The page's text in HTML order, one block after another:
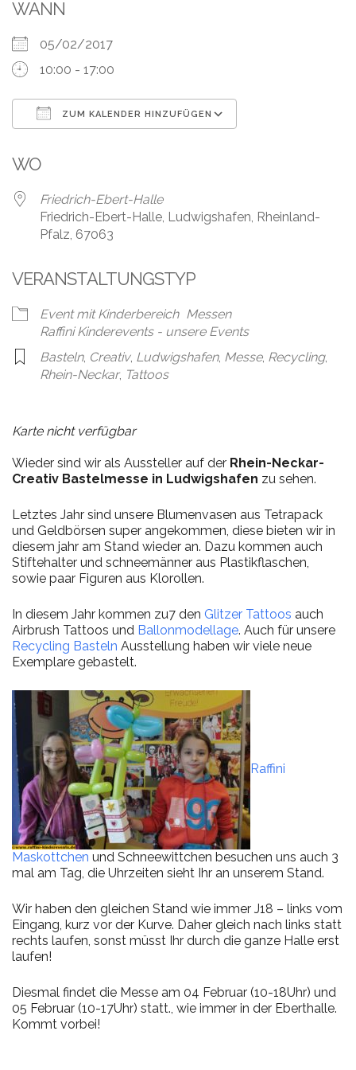
Über
Fotos,
Events
Referenzen
Blog
Jobs
Partner/Links
WANN
05/02/2017
10:00 - 17:00
ZUM KALENDER HINZUFÜGEN
WO
Friedrich-Ebert-Halle
Friedrich-Ebert-Halle, Ludwigshafen, Rheinland-
Pfalz, 67063
VERANSTALTUNGSTYP
Event mit Kinderbereich Messen
Raffini Kinderevents - unsere Events
Basteln, Creativ, Ludwigshafen, Messe, Recycling,
Rhein-Neckar, Tattoos
Karte nicht verfügbar
Wieder sind wir als Aussteller auf der Rhein-Neckar-
Creativ Bastelmesse in Ludwigshafen zu sehen.
Letztes Jahr sind unsere Blumenvasen aus Tetrapack
und Geldbörsen super angekommen, diese bieten wir in
diesem jahr am Stand wieder an. Dazu kommen auch
Stiftehalter und schneemänner aus Plastikflaschen,
sowie paar Figuren aus Klorollen.
In diesem Jahr kommen zu7 den Glitzer Tattoos auch
Airbrush Tattoos und Ballonmodellage. Auch für unsere
Recycling Basteln Ausstellung haben wir viele neue
Exemplare gebastelt.
Raffini
Maskottchen und Schneewittchen besuchen uns auch 3
mal am Tag, die Uhrzeiten sieht Ihr an unserem Stand.
Wir haben den gleichen Stand wie immer J18 – links vom
Eingang, kurz vor der Kurve. Daher gleich nach links statt
rechts laufen, sonst müsst Ihr durch die ganze Halle erst
laufen!
Diesmal findet die Messe am 04 Februar (10-18Uhr) und
05 Februar (10-17Uhr) statt., wie immer in der Eberthalle.
Kommt vorbei!